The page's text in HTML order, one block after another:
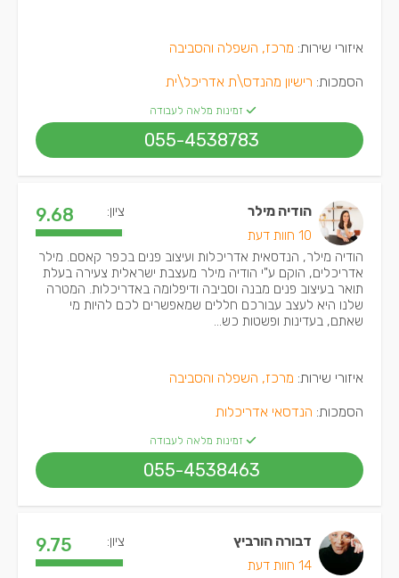
איזורי שירות: מרכז, השפלה והסביבה
הסמכות: רישיון מהנדס\ת אדריכל\ית
זמינות מלאה לעבודה
055-4538783
הודיה מילר
10 חוות דעת
ציון: 9.68
הודיה מילר, הנדסאית אדריכלות ועיצוב פנים בכפר קאסם. מילר
אדריכלים, הוקם ע"י הודיה מילר מעצבת ישראלית צעירה בעלת
תואר בעיצוב פנים מבנה וסביבה ודיפלומה באדריכלות. המטרה
שלנו היא לעצב עבורכם חללים שמאפשרים לכם להיות מי
שאתם, בעדינות ופשטות כש...
איזורי שירות: מרכז, השפלה והסביבה
הסמכות: הנדסאי אדריכלות
זמינות מלאה לעבודה
055-4538463
דבורה הורביץ
14 חוות דעת
ציון: 9.75